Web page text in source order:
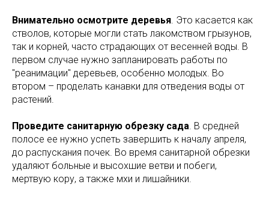
Внимательно осмотрите деревья. Это касается как
стволов, которые могли стать лакомством грызунов,
так и корней, часто страдающих от весенней воды. В
первом случае нужно запланировать работы по
"реанимации" деревьев, особенно молодых. Во
втором – проделать канавки для отведения воды от
растений.
Проведите санитарную обрезку сада. В средней
полосе ее нужно успеть завершить к началу апреля,
до распускания почек. Во время санитарной обрезки
удаляют больные и высохшие ветви и побеги,
мертвую кору, а также мхи и лишайники.